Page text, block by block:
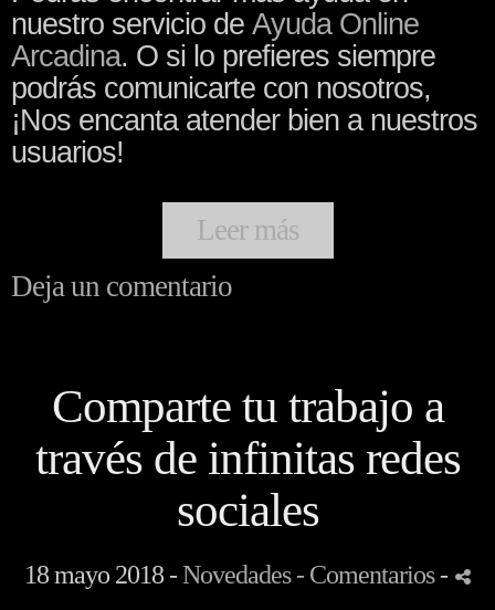
nuestro servicio de Ayuda Online
Arcadina. O si lo prefieres siempre
podrás comunicarte con nosotros,
¡Nos encanta atender bien a nuestros
usuarios!
Leer más
Deja un comentario
Comparte tu trabajo a
través de infinitas redes
sociales
18 mayo 2018 -Novedades - Comentarios-